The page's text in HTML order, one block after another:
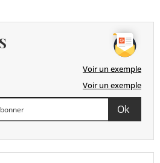
Voir un exemple
Voir un exemple